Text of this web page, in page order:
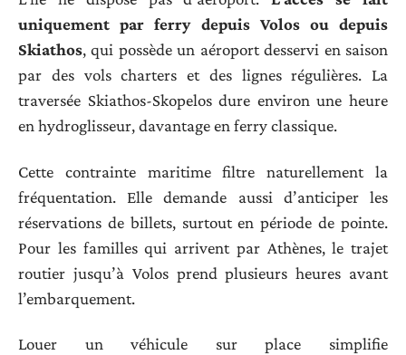
uniquement par ferry depuis Volos ou depuis
Skiathos, qui possède un aéroport desservi en saison
par des vols charters et des lignes régulières. La
traversée Skiathos-Skopelos dure environ une heure
en hydroglisseur, davantage en ferry classique.
Cette contrainte maritime filtre naturellement la
fréquentation. Elle demande aussi d’anticiper les
réservations de billets, surtout en période de pointe.
Pour les familles qui arrivent par Athènes, le trajet
routier jusqu’à Volos prend plusieurs heures avant
l’embarquement.
Louer un véhicule sur place simplifie